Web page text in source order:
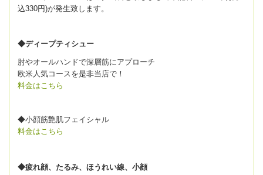
込330円)が発生致します。
◆ディープティシュー
肘やオールハンドで深層筋にアプローチ
欧米人気コースを是非当店で！
料金はこちら
◆小顔筋艶肌フェイシャル
料金はこちら
◆疲れ顔、たるみ、ほうれい線、小顔